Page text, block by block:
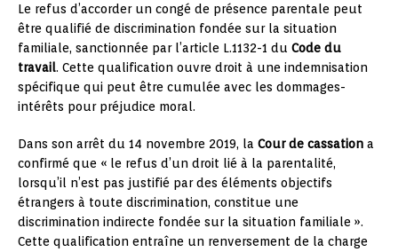
Le refus d’accorder un congé de présence parentale peut
être qualifié de discrimination fondée sur la situation
familiale, sanctionnée par l’article L.1132-1 du Code du
travail. Cette qualification ouvre droit à une indemnisation
spécifique qui peut être cumulée avec les dommages-
intérêts pour préjudice moral.
Dans son arrêt du 14 novembre 2019, la Cour de cassation a
confirmé que « le refus d’un droit lié à la parentalité,
lorsqu’il n’est pas justifié par des éléments objectifs
étrangers à toute discrimination, constitue une
discrimination indirecte fondée sur la situation familiale ».
Cette qualification entraîne un renversement de la charge